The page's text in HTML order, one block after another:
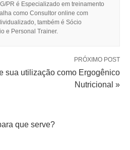
PR é Especializado em treinamento
como Consultor online com
também é Sócio
e Personal Trainer.
PRÓXIMO POST
sua utilização como Ergogênico
Nutricional »
que serve?